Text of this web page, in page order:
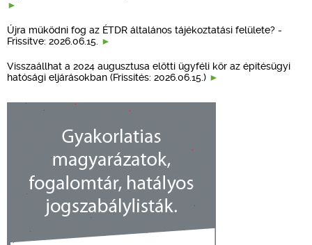
Újra működni fog az ÉTDR általános tájékoztatási felülete? -
Frissítve: 2026.06.15.
Visszaállhat a 2024 augusztusa előtti ügyféli kör az építésügyi
hatósági eljárásokban (Frissítés: 2026.06.15.)